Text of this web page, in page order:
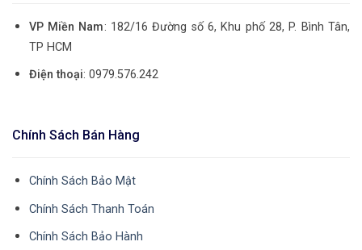
VP Miền Nam: 182/16 Đường số 6, Khu phố 28, P. Bình Tân,
TP HCM
Điện thoại: 0979.576.242
Chính Sách Bán Hàng
Chính Sách Bảo Mật
Chính Sách Thanh Toán
Chính Sách Bảo Hành